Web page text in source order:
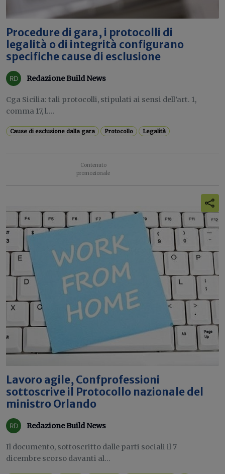
Procedure di gara, i protocolli di
legalità o di integrità configurano
specifiche cause di esclusione
Redazione Build News
Cga Sicilia: tali protocolli, stipulati ai sensi dell’art. 1,
comma 17, l....
Cause di esclusione dalla gara Protocollo Legalità
Lavoro agile, Confprofessioni
sottoscrive il Protocollo nazionale del
ministro Orlando
Redazione Build News
Il documento, sottoscritto dalle parti sociali il 7
dicembre scorso davanti al...